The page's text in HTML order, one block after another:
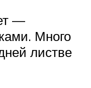
—
Много
листве